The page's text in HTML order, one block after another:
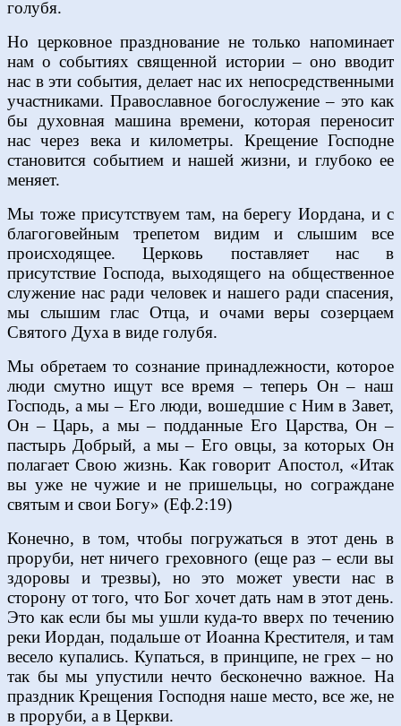
голубя.
Но церковное празднование не только напоминает
нам о событиях священной истории – оно вводит
нас в эти события, делает нас их непосредственными
участниками. Православное богослужение – это как
бы духовная машина времени, которая переносит
нас через века и километры. Крещение Господне
становится событием и нашей жизни, и глубоко ее
меняет.
Мы тоже присутствуем там, на берегу Иордана, и с
благоговейным трепетом видим и слышим все
происходящее. Церковь поставляет нас в
присутствие Господа, выходящего на общественное
служение нас ради человек и нашего ради спасения,
мы слышим глас Отца, и очами веры созерцаем
Святого Духа в виде голубя.
Мы обретаем то сознание принадлежности, которое
люди смутно ищут все время – теперь Он – наш
Господь, а мы – Его люди, вошедшие с Ним в Завет,
Он – Царь, а мы – подданные Его Царства, Он –
пастырь Добрый, а мы – Его овцы, за которых Он
полагает Свою жизнь. Как говорит Апостол, «Итак
вы уже не чужие и не пришельцы, но сограждане
святым и свои Богу» (Еф.2:19)
Конечно, в том, чтобы погружаться в этот день в
проруби, нет ничего греховного (еще раз – если вы
здоровы и трезвы), но это может увести нас в
сторону от того, что Бог хочет дать нам в этот день.
Это как если бы мы ушли куда-то вверх по течению
реки Иордан, подальше от Иоанна Крестителя, и там
весело купались. Купаться, в принципе, не грех – но
так бы мы упустили нечто бесконечно важное. На
праздник Крещения Господня наше место, все же, не
в проруби, а в Церкви.